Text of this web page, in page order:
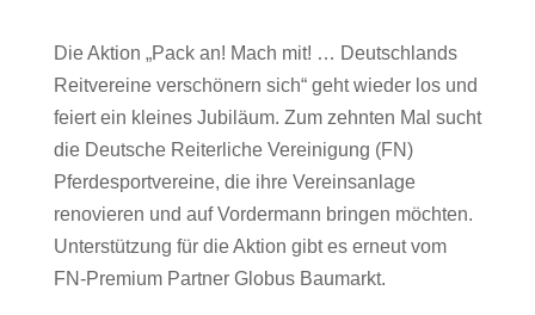
Die Aktion „Pack an! Mach mit! … Deutschlands
Reitvereine verschönern sich“ geht wieder los und
feiert ein kleines Jubiläum. Zum zehnten Mal sucht
die Deutsche Reiterliche Vereinigung (FN)
Pferdesportvereine, die ihre Vereinsanlage
renovieren und auf Vordermann bringen möchten.
Unterstützung für die Aktion gibt es erneut vom
FN-Premium Partner Globus Baumarkt.